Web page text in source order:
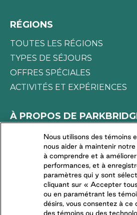
RÉGIONS
TOUTES LES RÉGIONS
TYPES DE SÉJOURS
OFFRES SPÉCIALES
ACTIVITÉS ET EXPÉRIENCES
À PROPOS DE
LA DIFFÉRENCE PARKBRIDGE
DEMANDES DES MÉDIAS
TRAVAILLER CHEZ NOUS
COMMUNAUTÉS
CONNECTEZ-VOUS AVEC
Nous utilisons des témoins
nous aider à maintenir
à comprendre et à
performances, et à
paramètres qui y sont
cliquant sur « Accepter
ou en paramétrant les
désirs, vous consentez à ce
des témoins ou des